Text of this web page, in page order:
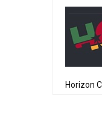
Horizon